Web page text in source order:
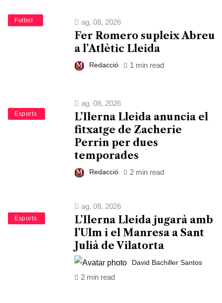
Esports
Futbol ag. 08, 2026
Fer Romero supleix Abreu
a l’Atlètic Lleida
Redacció 1 min read
Bàsquet
Esports
ag. 08, 2026
L’Ilerna Lleida anuncia el
fitxatge de Zacherie
Perrin per dues
temporades
Redacció 2 min read
Bàsquet
Esports
ag. 08, 2026
L’Ilerna Lleida jugarà amb
l’Ulm i el Manresa a Sant
Julià de Vilatorta
David Bachiller Santos
2 min read